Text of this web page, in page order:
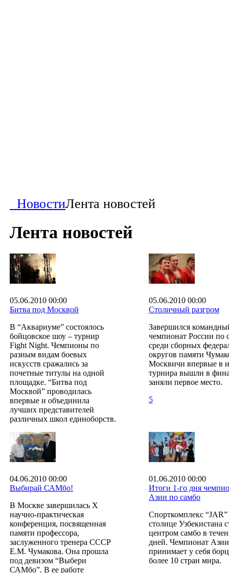
НовостиЛента новостей
Лента новостей
05.06.2010 00:00
Битва под Москвой
В “Аквариуме” состоялось
бойцовское шоу – турнир
Fight Night. Чемпионы по
разным видам боевых
искусств сражались за
почетные титулы на одной
площадке. “Битва под
Москвой” проводилась
впервые и объединила
лучших представителей
различных школ единоборств.
05.06.2010 00:00
Столичный разгром
Завершился
чемпионат России по
среди сборных
округов памяти
Москвичи впервые в
турнира вышли в
заняли первое место.
5
04.06.2010 00:00
Выбирай САМбо!
В Москве завершилась X
научно-практическая
конференция, посвященная
памяти профессора,
заслуженного тренера СССР
Е.М. Чумакова. Она прошла
под девизом “Выбери
САМбо”. В ее работе
01.06.2010 00:00
Итоги 1-го дня
Азии по самбо
Спорткомплекс “JAR”
столице Узбекистана
центром самбо в
дней. Чемпионат Азии
принимает у себя
более 10 стран мира.